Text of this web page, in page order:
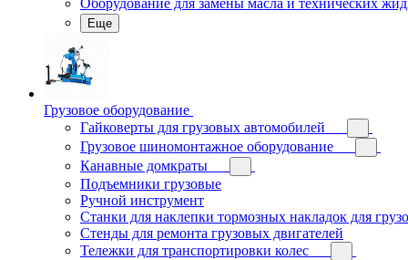
Оборудование для замены масла и технических
Еще
Грузовое оборудование
Гайковерты для грузовых автомобилей
Грузовое шиномонтажное оборудование
Канавные домкраты
Подъемники грузовые
Ручной инструмент
Станки для наклепки тормозных накладок для
Стенды для ремонта грузовых двигателей
Тележки для транспортировки колес